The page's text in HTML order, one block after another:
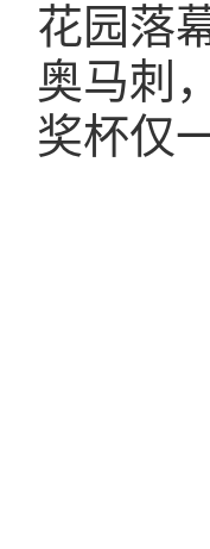
花园落
奥马刺
奖杯仅